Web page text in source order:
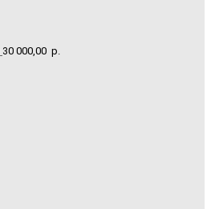
30 000,00 р.